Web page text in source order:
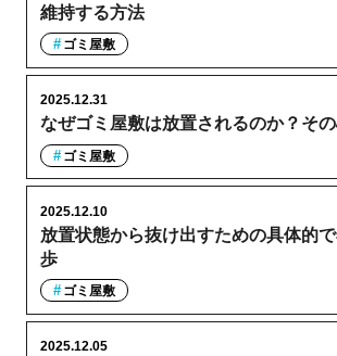
維持する方法
ゴミ屋敷
なぜゴミ屋敷は放置されるのか？そ
2025.12.31
ゴミ屋敷
放置状態から抜け出すための具体的
歩
2025.12.10
ゴミ屋敷
2025.12.05